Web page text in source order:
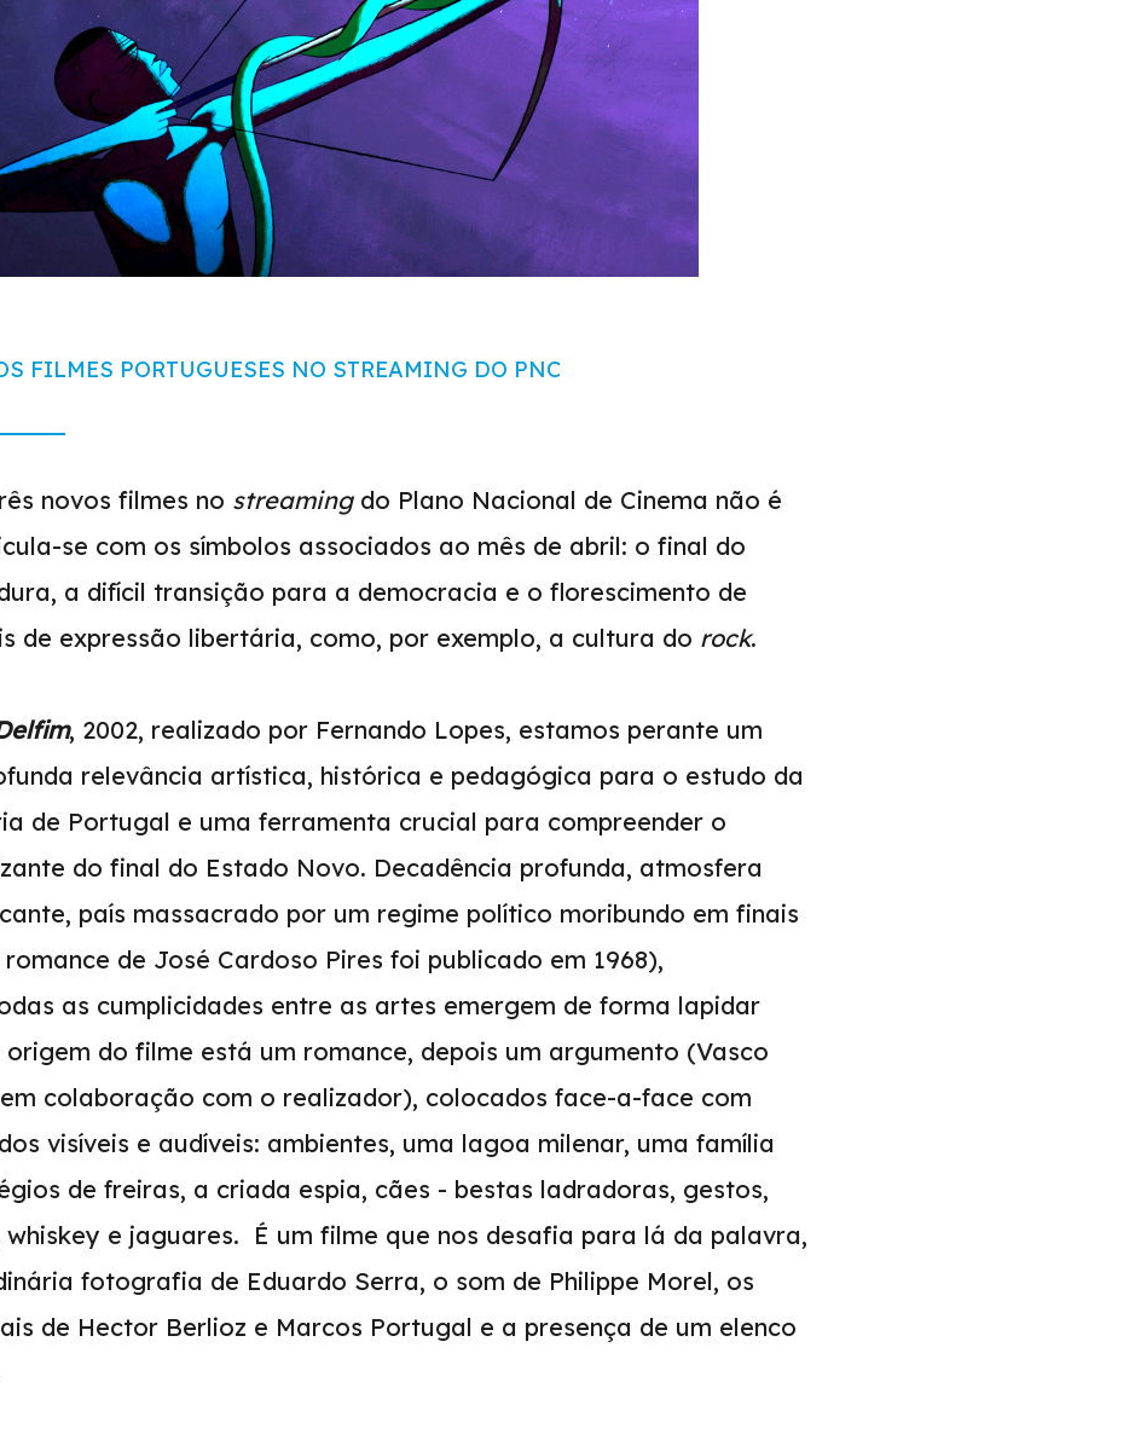
FILMES PORTUGUESES NO STREAMING DO PNC
novos filmes no streaming do Plano Nacional de Cinema não é
se com os símbolos associados ao mês de abril: o final do
a difícil transição para a democracia e o florescimento de
de expressão libertária, como, por exemplo, a cultura do rock.
, 2002, realizado por Fernando Lopes, estamos perante um
relevância artística, histórica e pedagógica para o estudo da
de Portugal e uma ferramenta crucial para compreender o
do final do Estado Novo. Decadência profunda, atmosfera
país massacrado por um regime político moribundo em finais
de José Cardoso Pires foi publicado em 1968),
as cumplicidades entre as artes emergem de forma lapidar
do filme está um romance, depois um argumento (Vasco
colaboração com o realizador), colocados face-a-face com
visíveis e audíveis: ambientes, uma lagoa milenar, uma família
de freiras, a criada espia, cães - bestas ladradoras, gestos,
whiskey e jaguares. É um filme que nos desafia para lá da palavra,
fotografia de Eduardo Serra, o som de Philippe Morel, os
de Hector Berlioz e Marcos Portugal e a presença de um elenco